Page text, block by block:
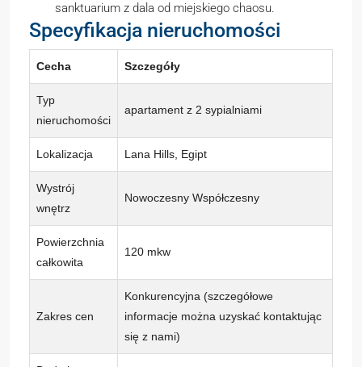
sanktuarium z dala od miejskiego chaosu.
Specyfikacja nieruchomości
Cecha Szczegóły
Typ
nieruchomości
apartament z 2 sypialniami
Lokalizacja Lana Hills, Egipt
Wystrój
wnętrz
Nowoczesny Współczesny
Powierzchnia
całkowita
120 mkw
Zakres cen
Konkurencyjna (szczegółowe
informacje można uzyskać kontaktując
się z nami)